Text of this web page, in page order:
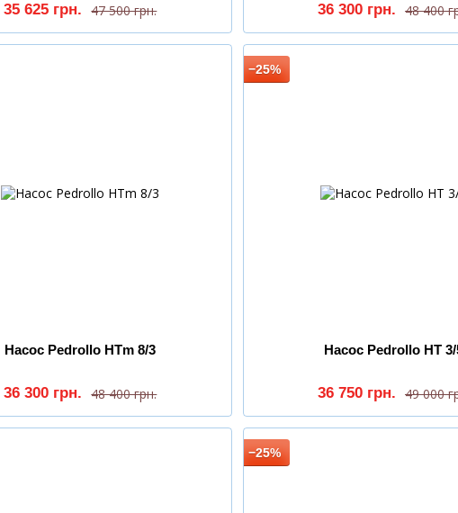
47 500 грн.
35 625 грн. 48 400
36 300 грн.
Насос Pedrollo HTm 8/3
48 400 грн.
36 300 грн.
−25%
Насос Pedrollo HT
49 000
36 750 грн.
−25%